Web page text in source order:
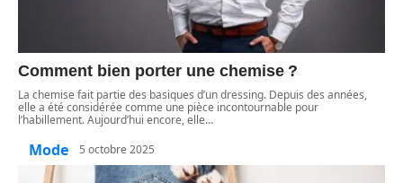
Comment bien porter une chemise ?
La chemise fait partie des basiques d’un dressing. Depuis des années,
elle a été considérée comme une pièce incontournable pour
l’habillement. Aujourd’hui encore, elle…
Mode 5 octobre 2025